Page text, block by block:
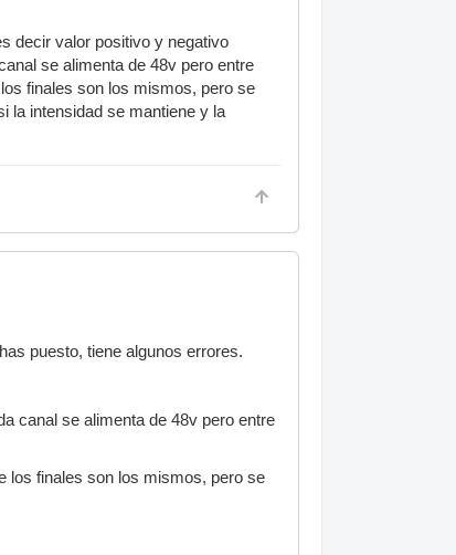
decir valor positivo y negativo
se alimenta de 48v pero entre
finales son los mismos, pero se
la intensidad se mantiene y la
puesto, tiene algunos errores.
canal se alimenta de 48v pero entre
los finales son los mismos, pero se